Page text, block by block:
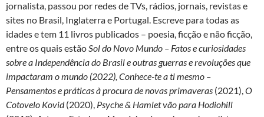
jornalista, passou por redes de TVs, rádios, jornais, revistas e
sites no Brasil, Inglaterra e Portugal. Escreve para todas as
idades e tem 11 livros publicados – poesia, ficção e não ficção,
entre os quais estãoSol do Novo Mundo – Fatos e curiosidades
sobre a Independência do Brasil e outras guerras e revoluções que
impactaram o mundo (2022), Conhece-te a ti mesmo –
Pensamentos e práticas à procura de novas primaveras (2021),O
Cotovelo Kovid(2020), Psyche & Hamlet vão para Hodiohill